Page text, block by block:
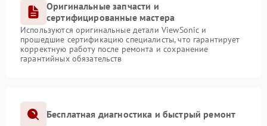
Оригинальные запчасти и
сертифицированные мастера
Используются оригинальные детали ViewSonic и
прошедшие сертификацию специалисты, что гарантирует
корректную работу после ремонта и сохранение
гарантийных обязательств
Бесплатная диагностика и быстрый ремонт